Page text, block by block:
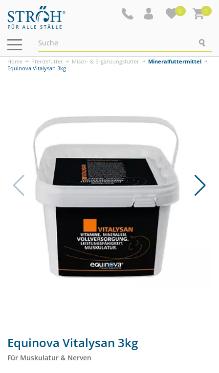
0 0
Navigation
ein-/ausblenden
Home Pferdefutter Misch- & Ergänzungsfutter
Mineralfuttermittel
Equinova Vitalysan 3kg
Equinova Vitalysan 3kg
Für Muskulatur & Nerven